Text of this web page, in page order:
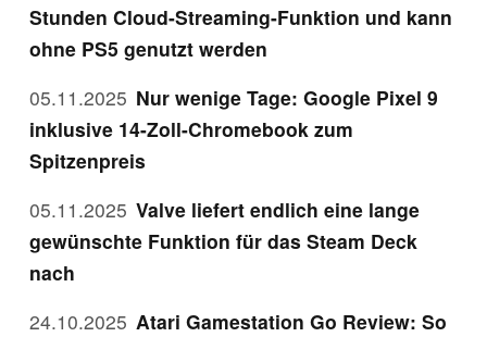
Stunden Cloud-Streaming-Funktion und kann
ohne PS5 genutzt werden
05.11.2025 Nur wenige Tage: Google Pixel 9
inklusive 14-Zoll-Chromebook zum
Spitzenpreis
05.11.2025 Valve liefert endlich eine lange
gewünschte Funktion für das Steam Deck
nach
24.10.2025 Atari Gamestation Go Review: So